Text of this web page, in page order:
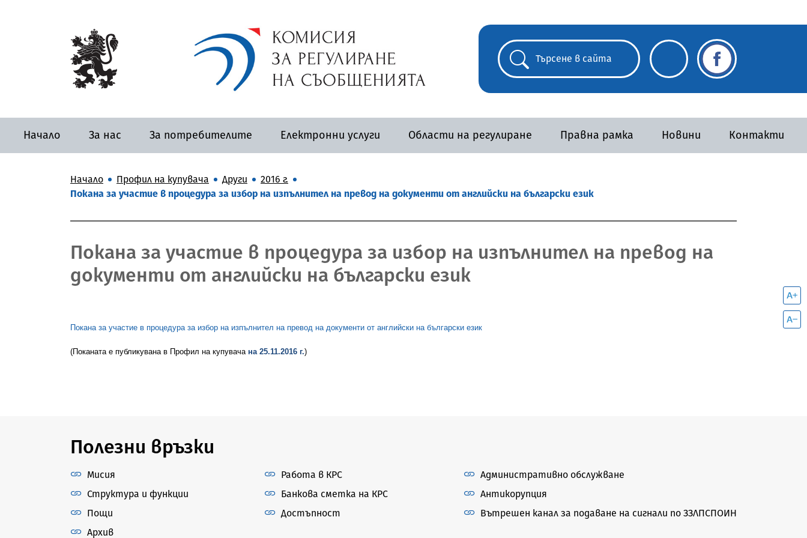
Начало За нас За потребителите Електронни услуги Области на регулиране Правна рамка Новини Контакти
Начало Профил на купувача Други
2016 г.
Покана за участие в процедура за избор на изпълнител на превод на документи от английски на български език
Покана за участие в процедура за избор на изпълнител на превод на
документи от английски на български език
Покана за участие в процедура за избор на изпълнител на превод на документи от английски на български език
(Поканата е публикувана в Профил на купувача на 25.11.2016 г.)
Полезни връзки
Мисия
Структура и функции
Пощи
Архив
Работа в КРС
Банкова сметка на КРС
Достъпност
Административно обслужване
Антикорупция
Вътрешен канал за подаване на сигнали по ЗЗЛПСПОИН